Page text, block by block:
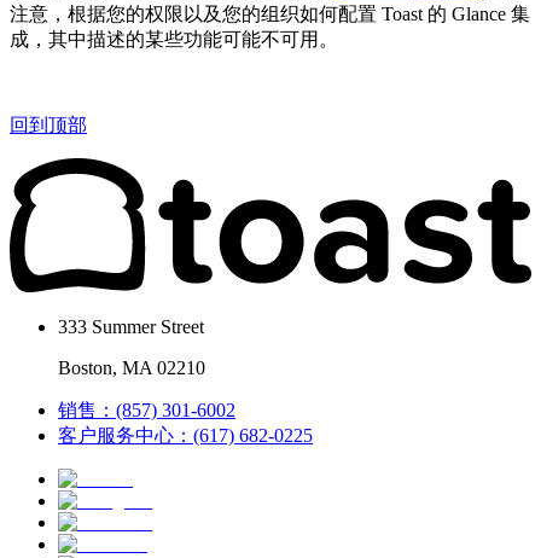
注意，根据您的权限以及您的组织如何配置 Toast 的 Glance 集
成，其中描述的某些功能可能不可用。
回到顶部
333 Summer Street
Boston, MA 02210
销售：(857) 301-6002
客户服务中心：(617) 682-0225